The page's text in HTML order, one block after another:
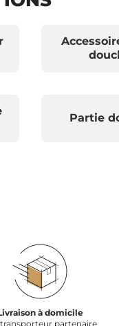
Partie
à domicile
partenaire